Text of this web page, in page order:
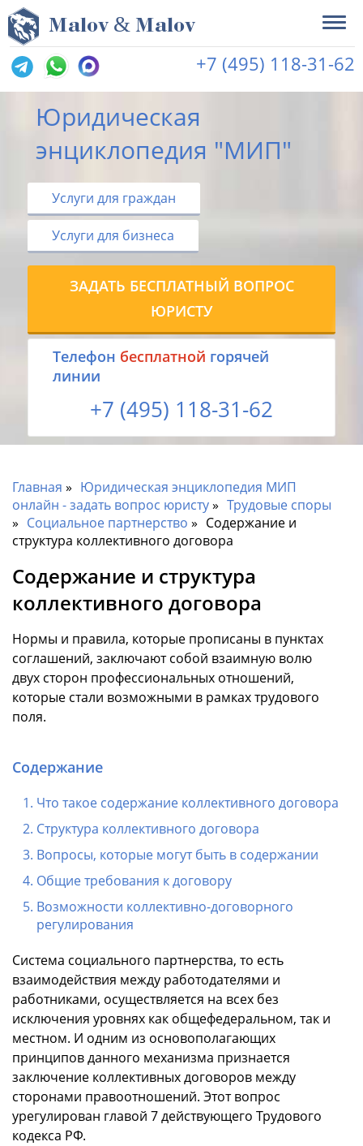
Malov & Malov
+7 (495) 118-31-62
Юридическая
энциклопедия "МИП"
Услуги для граждан
Услуги для бизнеса
ЗАДАТЬ БЕСПЛАТНЫЙ ВОПРОС
ЮРИСТУ
Tелефон бесплатной горячей
линии
+7 (495) 118-31-62
Главная
Юридическая энциклопедия МИП
онлайн - задать вопрос юристу
Трудовые споры
Социальное партнерство
Содержание и
структура коллективного договора
Содержание и структура
коллективного договора
Нормы и правила, которые прописаны в пунктах
соглашений, заключают собой взаимную волю
двух сторон профессиональных отношений,
которые стали возможными в рамках трудового
поля.
Содержание
Что такое содержание коллективного договора
Структура коллективного договора
Вопросы, которые могут быть в содержании
Общие требования к договору
Возможности коллективно-договорного
регулирования
Система социального партнерства, то есть
взаимодействия между работодателями и
работниками, осуществляется на всех без
исключения уровнях как общефедеральном, так и
местном. И одним из основополагающих
принципов данного механизма признается
заключение коллективных договоров между
сторонами правоотношений. Этот вопрос
урегулирован главой 7 действующего Трудового
кодекса РФ.